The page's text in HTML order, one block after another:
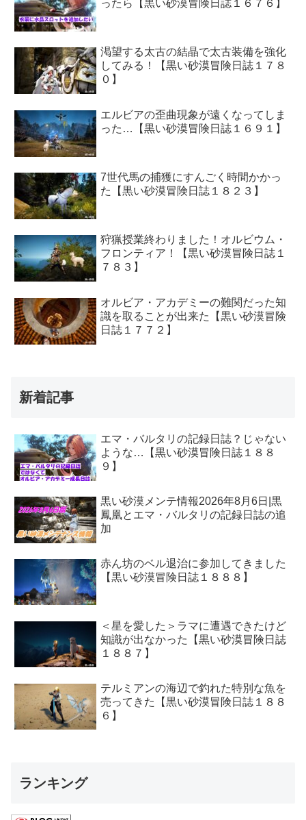
ったら【黒い砂漠冒険日誌１６７６】
渇望する太古の結晶で太古装備を強化
してみる！【黒い砂漠冒険日誌１７８
０】
エルビアの歪曲現象が遠くなってしま
った…【黒い砂漠冒険日誌１６９１】
7世代馬の捕獲にすんごく時間かかっ
た【黒い砂漠冒険日誌１８２３】
狩猟授業終わりました！オルビウム・
フロンティア！【黒い砂漠冒険日誌１
７８３】
オルビア・アカデミーの難関だった知
識を取ることが出来た【黒い砂漠冒険
日誌１７７２】
新着記事
エマ・バルタリの記録日誌？じゃない
ような…【黒い砂漠冒険日誌１８８
９】
黒い砂漠メンテ情報2026年8月6日|黒
鳳凰とエマ・バルタリの記録日誌の追
加
赤ん坊のベル退治に参加してきました
【黒い砂漠冒険日誌１８８８】
＜星を愛した＞ラマに遭遇できたけど
知識が出なかった【黒い砂漠冒険日誌
１８８７】
テルミアンの海辺で釣れた特別な魚を
売ってきた【黒い砂漠冒険日誌１８８
６】
ランキング